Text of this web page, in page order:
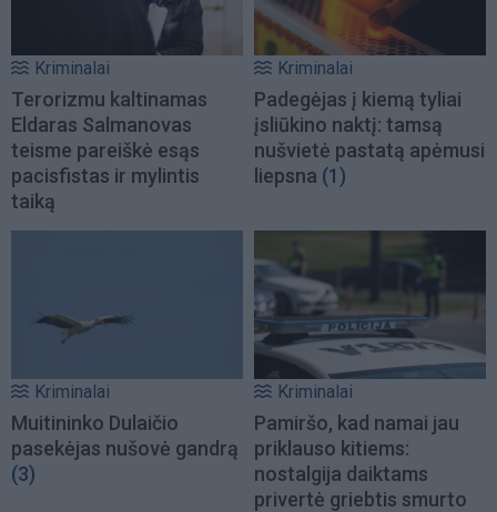
Kriminalai
Terorizmu kaltinamas
Eldaras Salmanovas
teisme pareiškė esąs
pacisfistas ir mylintis
taiką
Kriminalai
Padegėjas į kiemą tyliai
įsliūkino naktį: tamsą
nušvietė pastatą apėmusi
liepsna (1)
Kriminalai
Muitininko Dulaičio
pasekėjas nušovė gandrą
(3)
Kriminalai
Pamiršo, kad namai jau
priklauso kitiems:
nostalgija daiktams
privertė griebtis smurto